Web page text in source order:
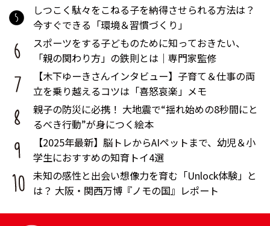
しつこく駄々をこねる子を納得させられる方法は？
今すぐできる「環境＆習慣づくり」
スポーツをする子どものために知っておきたい、
「親の関わり方」の鉄則とは｜専門家監修
【木下ゆーきさんインタビュー】子育て＆仕事の両
立を乗り越えるコツは「喜怒哀楽」メモ
親子の防災に必携！ 大地震で“揺れ始めの8秒間にと
るべき行動”が身につく絵本
【2025年最新】脳トレからAIペットまで、幼児＆小
学生におすすめの知育トイ4選
未知の感性と出会い想像力を育む「Unlock体験」と
は？ 大阪・関西万博『ノモの国』レポート